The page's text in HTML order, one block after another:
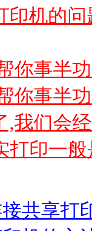
印机的
你事半
你事半
,我们会
打印一
共享打